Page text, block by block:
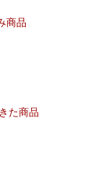
商品
た商品